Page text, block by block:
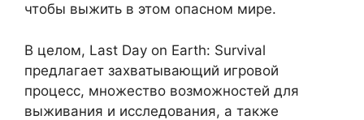
чтобы выжить в этом опасном мире.
В целом, Last Day on Earth: Survival
предлагает захватывающий игровой
процесс, множество возможностей для
выживания и исследования, а также